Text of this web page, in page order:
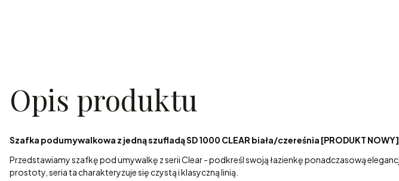
Opis produktu
Szafka podumywalkowa z jedną szufladą SD 1000 CLEAR biała/czereśnia [PRODUKT NOWY]
Przedstawiamy szafkę pod umywalkę z serii Clear - podkreśl swoją łazienkę ponadczasową
prostoty, seria ta charakteryzuje się czystą i klasyczną linią.